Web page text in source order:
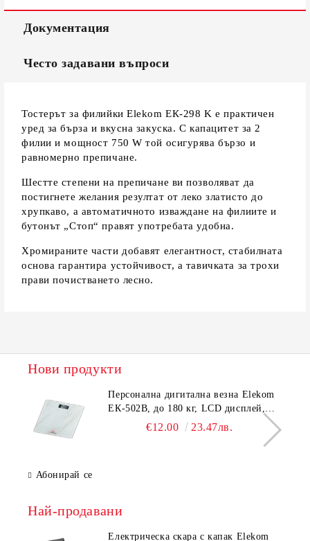
Документация
Често задавани въпроси
Тостерът за филийки Elekom ЕК-298 K е практичен
уред за бърза и вкусна закуска. С капацитет за 2
филии и мощност 750 W той осигурява бързо и
равномерно препичане.
Шестте степени на препичане ви позволяват да
постигнете желания резултат от леко златисто до
хрупкаво, а автоматичното изваждане на филиите и
бутонът „Стоп“ правят употребата удобна.
Хромираните части добавят елегантност, стабилната
основа гарантира устойчивост, а тавичката за трохи
прави почистването лесно.
Нови продукти
Персонална дигитална везна Elekom
ЕК-502B, до 180 кг, LCD дисплей,
Темперирано стъкло - 6.0 мм,
€12.00 23.47лв.
Абонирай се
Най-продавани
Електрическа скара с капак Elekom